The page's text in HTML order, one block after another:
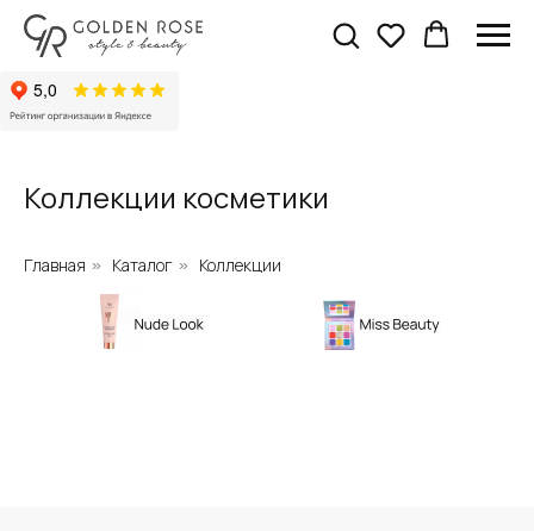
Коллекции косметики
Главная » Каталог » Коллекции